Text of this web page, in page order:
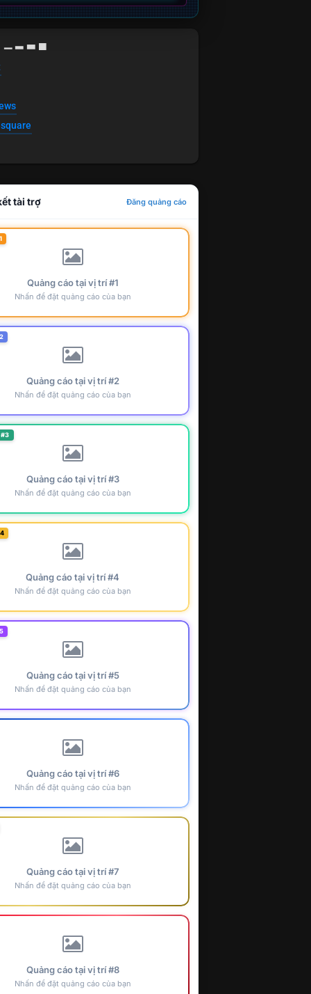
▁ ▂ ▃ ▄
tài trợ Đăng quảng cáo
Quảng cáo tại vị trí #1
Nhấn để đặt quảng cáo của bạn
Quảng cáo tại vị trí #2
Nhấn để đặt quảng cáo của bạn
Quảng cáo tại vị trí #3
Nhấn để đặt quảng cáo của bạn
Quảng cáo tại vị trí #4
Nhấn để đặt quảng cáo của bạn
Quảng cáo tại vị trí #5
Nhấn để đặt quảng cáo của bạn
Quảng cáo tại vị trí #6
Nhấn để đặt quảng cáo của bạn
Quảng cáo tại vị trí #7
Nhấn để đặt quảng cáo của bạn
Quảng cáo tại vị trí #8
Nhấn để đặt quảng cáo của bạn